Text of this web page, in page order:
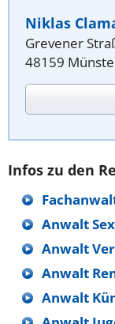
Niklas
Grevener
48159
Infos zu den
Anwalt
Anwalt
Anwalt
Anwalt